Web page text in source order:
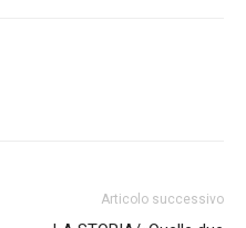
Articolo successivo